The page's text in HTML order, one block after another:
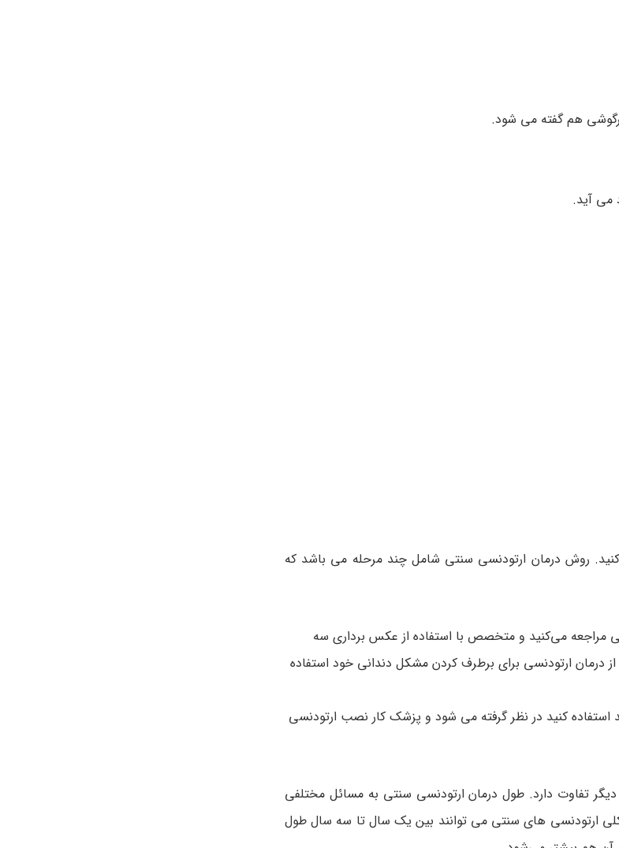
هم گفته می شود.
می آید.
کنید. روش درمان ارتودنسی سنتی شامل چند مرحله می باشد که
مراجعه می‌کنید و متخصص با استفاده از عکس برداری سه
درمان ارتودنسی برای برطرف کردن مشکل دندانی خود استفاده
کنید در نظر گرفته می شود و پزشک کار نصب ارتودنسی
تفاوت دارد. طول درمان ارتودنسی سنتی به مسائل مختلفی
ارتودنسی های سنتی می توانند بین یک سال تا سه سال طول